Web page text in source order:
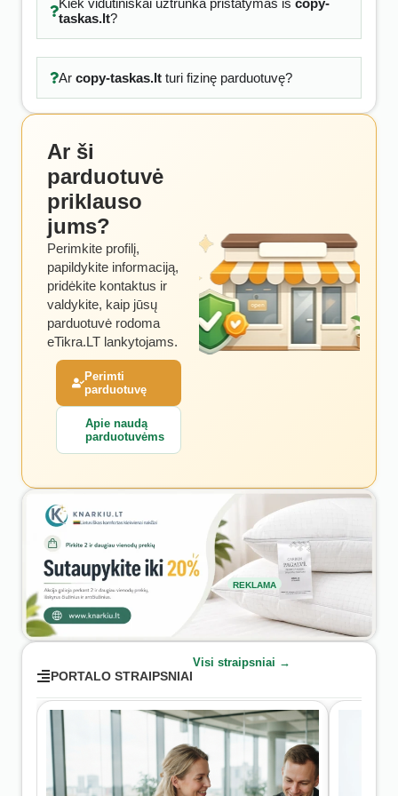
Kiek vidutiniškai užtrunka pristatymas iš copy-
taskas.lt?
Ar copy-taskas.ltturi fizinę parduotuvę?
Ar ši
parduotuvė
priklauso
jums?
Perimkite profilį,
papildykite informaciją,
pridėkite kontaktus ir
valdykite, kaip jūsų
parduotuvė rodoma
eTikra.LT lankytojams.
Perimti
parduotuvę
Apie naudą
parduotuvėms
REKLAMA
PORTALO STRAIPSNIAI
Visi straipsniai →